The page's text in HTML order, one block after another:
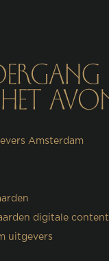
Amsterdam
digitale content
uitgevers